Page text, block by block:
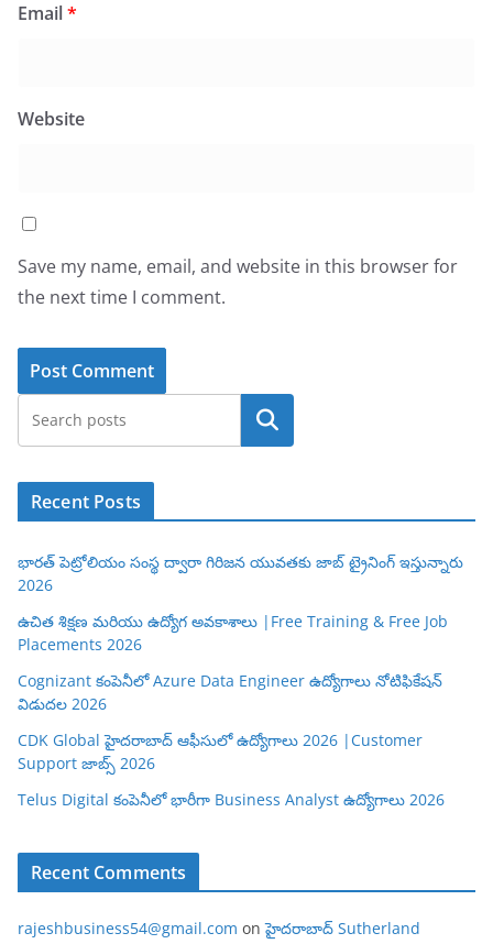
Email*
Website
Save my name, email, and website in this browser for
the next time I comment.
Search
Recent Posts
భారత్ పెట్రోలియం సంస్థ ద్వారా గిరిజన యువతకు జాబ్ ట్రైనింగ్ ఇస్తున్నారు
2026
ఉచిత శిక్షణ మరియు ఉద్యోగ అవకాశాలు |Free Training & Free Job
Placements 2026
Cognizant కంపెనీలో Azure Data Engineer ఉద్యోగాలు నోటిఫికేషన్
విడుదల 2026
CDK Global హైదరాబాద్ ఆఫీసులో ఉద్యోగాలు 2026 |Customer
Support జాబ్స్ 2026
Telus Digital కంపెనీలో భారీగా Business Analyst ఉద్యోగాలు 2026
Recent Comments
rajeshbusiness54@gmail.com onహైదరాబాద్ Sutherland